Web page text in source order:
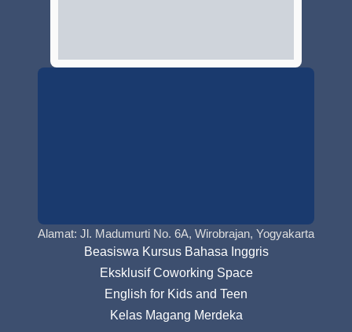
Alamat: Jl. Madumurti No. 6A, Wirobrajan, Yogyakarta
Beasiswa Kursus Bahasa Inggris
Eksklusif Coworking Space
English for Kids and Teen
Kelas Magang Merdeka